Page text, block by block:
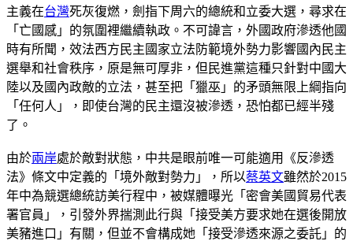
主義在台灣死灰復燃，劍指下周六的總統和立委大選，尋求在
「亡國感」的氛圍裡繼續執政。不可諱言，外國政府滲透他國
時有所聞，效法西方民主國家立法防範境外勢力影響國內民主
選舉和社會秩序，原是無可厚非，但民進黨這種只針對中國大
陸以及國內政敵的立法，甚至把「獵巫」的矛頭無限上綱指向
「任何人」，即使台灣的民主還沒被滲透，恐怕都已經半殘
了。
由於兩岸處於敵對狀態，中共是眼前唯一可能適用《反滲透
法》條文中定義的「境外敵對勢力」，所以蔡英文雖然於2015
年中為競選總統訪美行程中，被媒體曝光「密會美國貿易代表
署官員」，引發外界揣測此行與「接受美方要求她在選後開放
美豬進口」有關，但並不會構成她「接受滲透來源之委託」的